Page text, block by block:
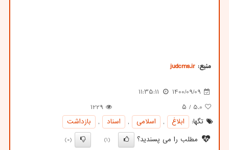
منبع: judcms.ir
1400/09/09
11:35:11
5.0 / ۵
1229
تگها:
ابلاغ , اسلامی , اسناد ,
بازداشت
مطلب را می پسندید؟
(1)
(0)